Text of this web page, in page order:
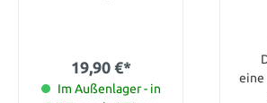
19,90 €*
Im Außenlager - in
und
die
die
eine